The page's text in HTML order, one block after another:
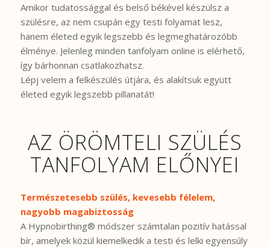
Amikor tudatossággal és belső békével készülsz a
szülésre, az nem csupán egy testi folyamat lesz,
hanem életed egyik legszebb és legmeghatározóbb
élménye. Jelenleg minden tanfolyam online is elérhető,
így bárhonnan csatlakozhatsz.
Lépj velem a felkészülés útjára, és alakítsuk együtt
életed egyik legszebb pillanatát!
AZ ÖRÖMTELI SZÜLÉS
TANFOLYAM ELŐNYEI
Természetesebb szülés, kevesebb félelem,
nagyobb magabiztosság
A Hypnobirthing® módszer számtalan pozitív hatással
bír, amelyek közül kiemelkedik a testi és lelki egyensúly